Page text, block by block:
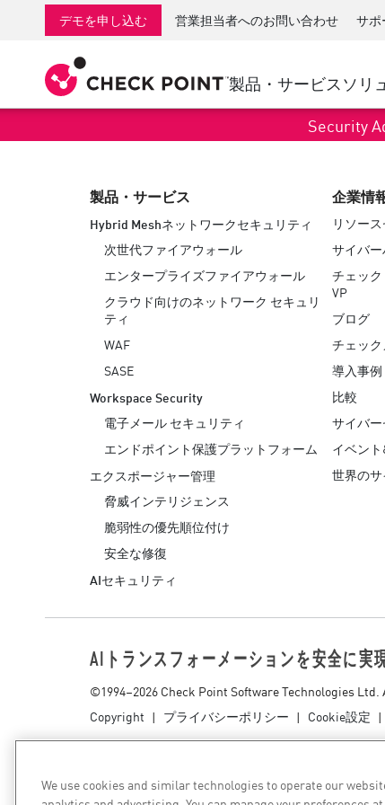
製品・サービス
SMB向けファイアウォール
産業用ファイアウォール
SD-WAN
リモート アクセスVPN
セキュリティ管理アプライアンス
AIを活用したセキュリティ管理
ワークスペース
メール＆コラボレーション
モバイル
ブラウズ
エクスポージャー管理
脅威インテリジェンス
Exposure Prioritization
Cyber Asset Attack Surface Management
AIセキュリティ
AI Red Teaming
製品を見る（A-Z）
ソリ
AI Network Firewall
AI Runtime Protection
ランサムウェア対策
IoT
脅威
脅威
業界別ソリューション
検出
応答
サービスとしてのマネ
サポート・センター
サポート プラン
アドボカシーマネジメントサービス
デモを申し込む
営業担当者へのお問い合わせ サポ
Security
製品・サービス
Hybrid Meshネットワークセキュリティ
次世代ファイアウォール
エンタープライズファイアウォール
クラウド向けのネットワーク セキュリ
ティ
WAF
SASE
Workspace Security
電子メール セキュリティ
エンドポイント保護プラットフォーム
エクスポージャー管理
脅威インテリジェンス
脆弱性の優先順位付け
安全な修復
AIセキュリティ
企業情
リソー
サイバ
チェッ
VP
ブログ
チェッ
導入事例
比較
サイバ
イベン
世界のサ
AIトランスフォーメーションを安全に実
©1994–2026 Check Point Software Technologies
Copyright
プライバシーポリシー Cookie設定
We use cookies and similar technologies to operate our